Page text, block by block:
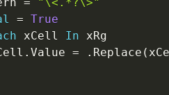
= True
xCell In xRg
. Value = . Replace (